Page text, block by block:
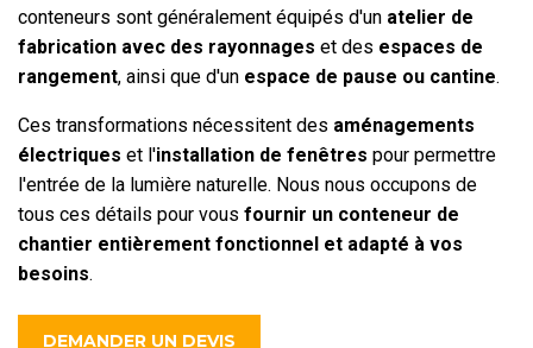
conteneurs sont généralement équipés d'un atelier de
fabrication avec des rayonnages et des espaces de
rangement, ainsi que d'un espace de pause ou cantine.
Ces transformations nécessitent des aménagements
électriques et l'installation de fenêtres pour permettre
l'entrée de la lumière naturelle. Nous nous occupons de
tous ces détails pour vous fournir un conteneur de
chantier entièrement fonctionnel et adapté à vos
besoins.
DEMANDER UN DEVIS